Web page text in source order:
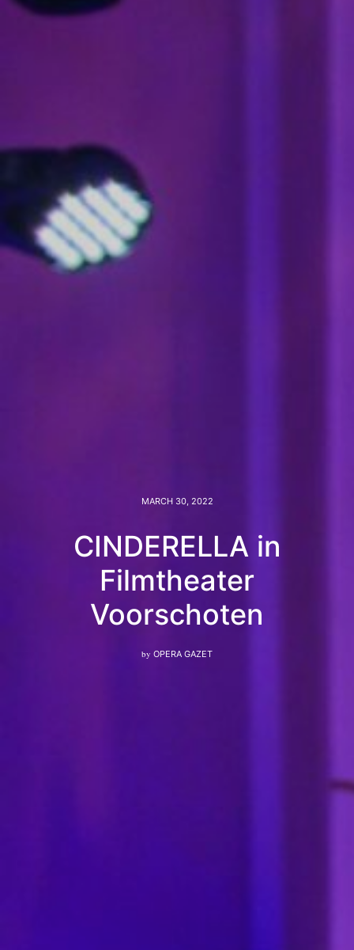
MARCH 30, 2022
CINDERELLA in
Filmtheater
Voorschoten
by OPERA GAZET